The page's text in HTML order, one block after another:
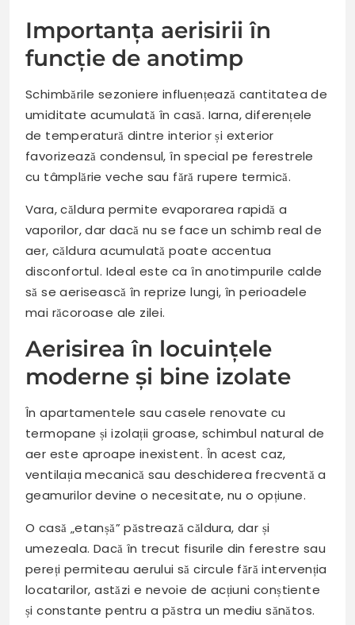
Importanța aerisirii în
funcție de anotimp
Schimbările sezoniere influențează cantitatea de
umiditate acumulată în casă. Iarna, diferențele
de temperatură dintre interior și exterior
favorizează condensul, în special pe ferestrele
cu tâmplărie veche sau fără rupere termică.
Vara, căldura permite evaporarea rapidă a
vaporilor, dar dacă nu se face un schimb real de
aer, căldura acumulată poate accentua
disconfortul. Ideal este ca în anotimpurile calde
să se aerisească în reprize lungi, în perioadele
mai răcoroase ale zilei.
Aerisirea în locuințele
moderne și bine izolate
În apartamentele sau casele renovate cu
termopane și izolații groase, schimbul natural de
aer este aproape inexistent. În acest caz,
ventilația mecanică sau deschiderea frecventă a
geamurilor devine o necesitate, nu o opțiune.
O casă „etanșă” păstrează căldura, dar și
umezeala. Dacă în trecut fisurile din ferestre sau
pereți permiteau aerului să circule fără intervenția
locatarilor, astăzi e nevoie de acțiuni conștiente
și constante pentru a păstra un mediu sănătos.